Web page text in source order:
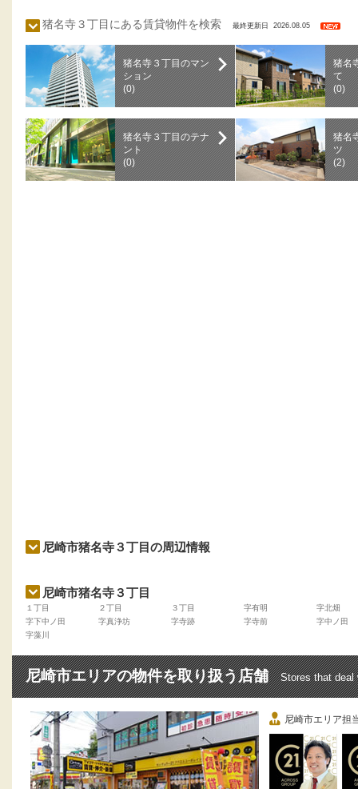
猪名寺３丁目にある賃貸物件を検索 最終更新日 2026.08.05
猪名寺３丁目のマン
ション
(0)
猪名
て
(0)
猪名寺３丁目のテナ
ント
(0)
猪名
ツ
(2)
尼崎市猪名寺３丁目の周辺情報
尼崎市猪名寺３丁目
１丁目 ２丁目 ３丁目 字有明
字北畑
字下中ノ田
字真浄坊 字寺跡 字寺前
字中ノ田
字藻川
尼崎市エリアの物件を取り扱う店舗 Stores that deal
尼崎市エリア担